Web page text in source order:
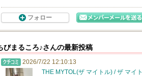
フォロー
びまるころ♪さんの最新投稿
2026/7/22 12:10:13
THE MYTOL(ザ マイトル) / ザ マイト